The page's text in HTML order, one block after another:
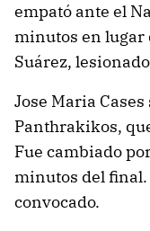
empató ante el
minutos en lugar
Suárez,
Jose Maria
Panthrakikos,
Fue cambiado
minutos del
convocado.